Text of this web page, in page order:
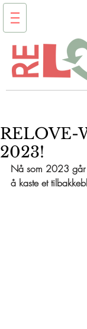
RELOVE-
2023!
Nå som 2023 går
å kaste et